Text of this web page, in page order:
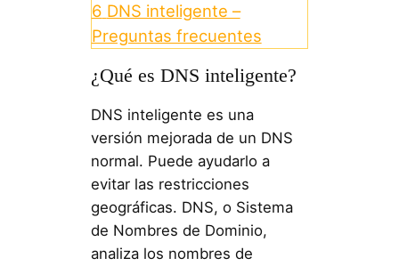
6 DNS inteligente –
Preguntas frecuentes
¿Qué es DNS inteligente?
DNS inteligente es una
versión mejorada de un DNS
normal. Puede ayudarlo a
evitar las restricciones
geográficas. DNS, o Sistema
de Nombres de Dominio,
analiza los nombres de